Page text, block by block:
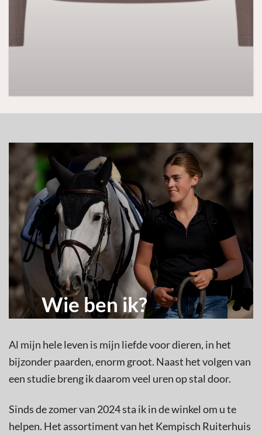
Wie ben ik?
Al mijn hele leven is mijn liefde voor dieren, in het
bijzonder paarden, enorm groot. Naast het volgen van
een studie breng ik daarom veel uren op stal door.
Sinds de zomer van 2024 sta ik in de winkel om u te
helpen. Het assortiment van het Kempisch Ruiterhuis